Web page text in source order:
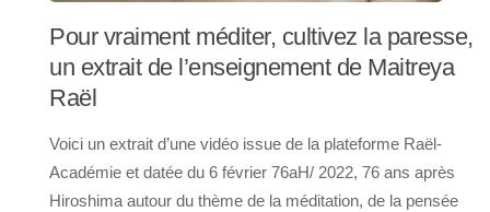
Pour vraiment méditer, cultivez la paresse,
un extrait de l’enseignement de Maitreya
Raël
Voici un extrait d’une vidéo issue de la plateforme Raël-
Académie et datée du 6 février 76aH/ 2022, 76 ans après
Hiroshima autour du thème de la méditation, de la pensée